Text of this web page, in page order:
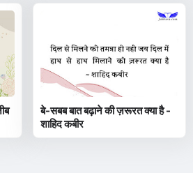
बे-सबब बात बढ़ाने की ज़रूरत क्या है -
शाहिद कबीर